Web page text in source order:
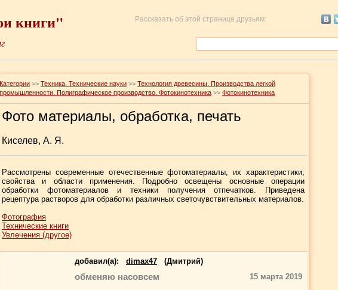
книги" Рассказать об этой странице друзьям:
Категории >> Техника. Технические науки >> Технология древесины. Производства легкой
промышленности. Полиграфическое производство. Фотокинотехника >> Фотокинотехника
Фото материалы, обработка, печать
Киселев, А. Я.
Рассмотрены современные отечественные фотоматериалы, их характеристики,
свойства и области применения. Подробно освещены основные операции
обработки фотоматериалов и техники получения отпечатков. Приведена
рецептура растворов для обработки различных светочувствительных материалов.
Фотография
Технические книги
Увлечения (другое)
добавил(a): dimax47 (Дмитрий)
обменяю насовсем 15 марта 2019